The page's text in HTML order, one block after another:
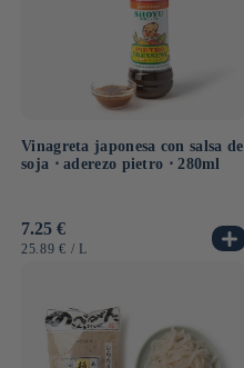
Vinagreta japonesa con salsa de
soja ⋅ aderezo pietro ⋅ 280ml
Precio
habitual
7.25 €
PRECIO
25.89 € / POR
L